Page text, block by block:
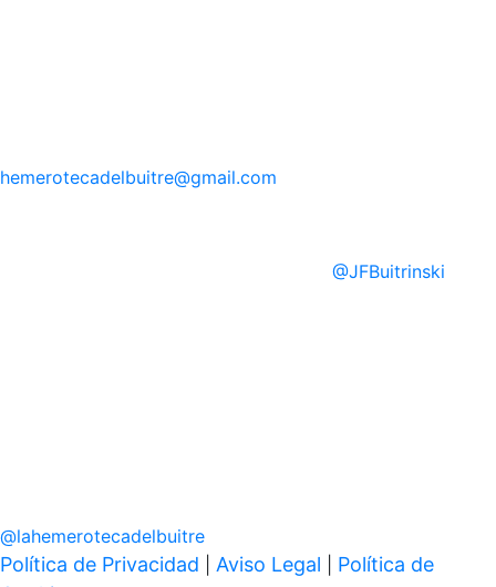
hemerotecadelbuitre@gmail.com
@JFBuitrinski
@lahemerotecadelbuitre
Política de Privacidad Aviso Legal
Política de